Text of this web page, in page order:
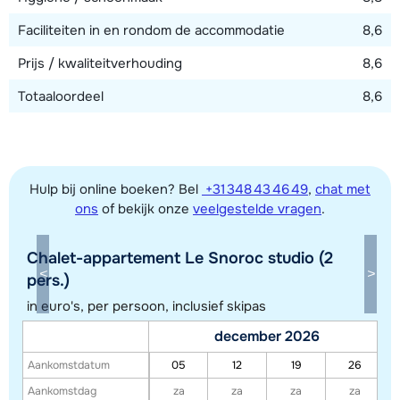
Toon alle accommodaties in dit gebied
Deze kaart geeft een indicatie van de ligging van onze accommodaties. De
exacte locatie kan enigszins afwijken.
Faciliteiten in en rondom de accommodatie
8,6
Prijs / kwaliteitverhouding
8,6
Totaaloordeel
8,6
Hulp bij online boeken? Bel +31 348 43 46 49, chat met
ons of bekijk onze veelgestelde vragen.
Chalet-appartement Le Snoroc studio (2
pers.)
in euro's, per persoon, inclusief skipas
Aankomstdatum
Aankomstdag
december 2026
05 12 19
26
za
za za za